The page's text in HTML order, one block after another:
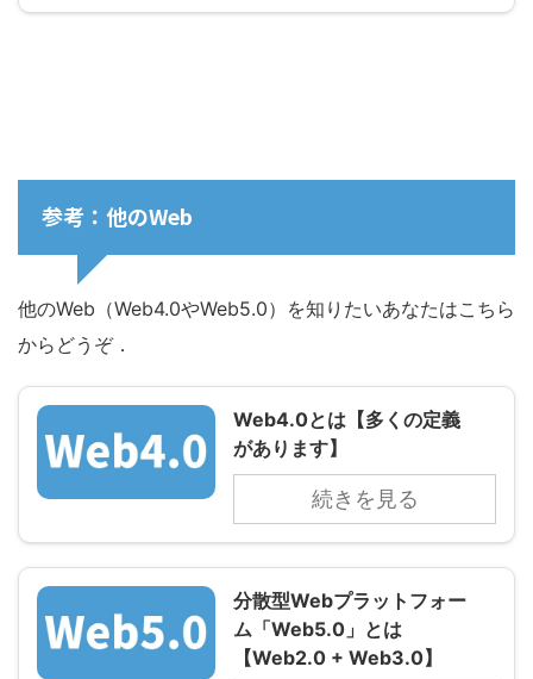
参考：他のWeb
他のWeb（Web4.0やWeb5.0）を知りたいあなたはこちら
からどうぞ．
Web4.0とは【多くの定義
があります】
続きを見る
分散型Webプラットフォー
ム「Web5.0」とは
【Web2.0 + Web3.0】